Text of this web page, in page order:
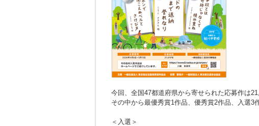
今回、全国47都道府県から寄せられた応募作は
その中から最優秀賞1作品、優秀賞2作品、入選3
＜入選＞